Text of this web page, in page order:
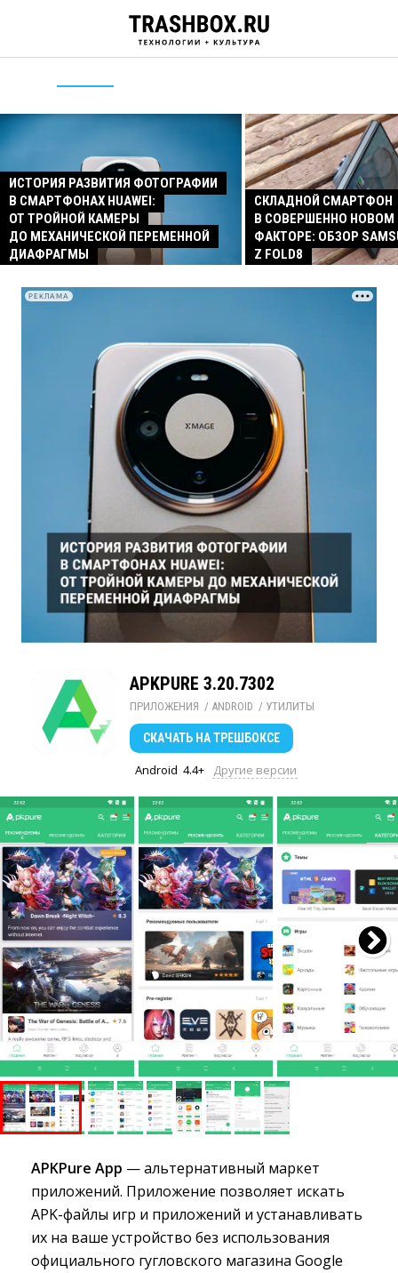
ИСТОРИЯ РАЗВИТИЯ ФОТОГРАФИИ
В СМАРТФОНАХ HUAWEI:
ОТ ТРОЙНОЙ КАМЕРЫ
ДО МЕХАНИЧЕСКОЙ ПЕРЕМЕННОЙ
ДИАФРАГМЫ
СКЛАДНОЙ СМАРТФОН
В СОВЕРШЕННО
ФАКТОРЕ: ОБЗОР
Z FOLD8
РЕКЛАМА
APKPURE 3.20.7302
ПРИЛОЖЕНИЯ / ANDROID / УТИЛИТЫ
СКАЧАТЬ НА ТРЕШБОКСЕ
Android 4.4+ Другие версии
APKPure App — альтернативный маркет
приложений. Приложение позволяет искать
APK-файлы игр и приложений и устанавливать
их на ваше устройство без использования
официального гугловского магазина Google